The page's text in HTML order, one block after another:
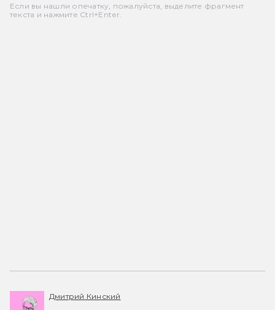
Если вы нашли опечатку, пожалуйста, выделите фрагмент
текста и нажмите Ctrl+Enter.
Дмитрий Кинский